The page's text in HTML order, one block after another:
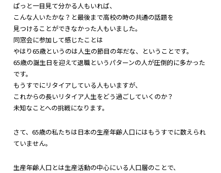
ぱっと一目見て分かる人もいれば、
こんな人いたかな？と最後まで高校の時の共通の話題を
見つけることができなかった人もいました。
同窓会に参加して感じたことは
やはり65歳というのは人生の節目の年だな、ということです。
65歳の誕生日を迎えて退職というパターンの人が圧倒的に多かった
です。
もうすでにリタイアしている人もいますが、
これからの長いリタイア人生をどう過ごしていくのか？
未知なことへの挑戦になります。
さて、 65歳の私たちは日本の生産年齢人口にはもうすでに数えられ
ていません。
生産年齢人口とは生産活動の中心にいる人口層のことで、